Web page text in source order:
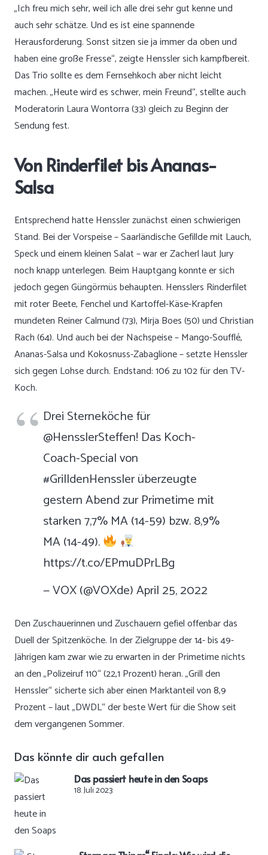
„Ich freu mich sehr, weil ich alle drei sehr gut kenne und
auch sehr schätze. Und es ist eine spannende
Herausforderung. Sonst sitzen sie ja immer da oben und
haben eine große Fresse“, zeigte Henssler sich kampfbereit.
Das Trio sollte es dem Fernsehkoch aber nicht leicht
machen. „Heute wird es schwer, mein Freund“, stellte auch
Moderatorin Laura Wontorra (33) gleich zu Beginn der
Sendung fest.
Von Rinderfilet bis Ananas-
Salsa
Entsprechend hatte Henssler zunächst einen schwierigen
Stand. Bei der Vorspeise – Saarländische Gefillde mit Lauch,
Speck und einem kleinen Salat – war er Zacherl laut Jury
noch knapp unterlegen. Beim Hauptgang konnte er sich
jedoch gegen Güngörmüs behaupten. Hensslers Rinderfilet
mit roter Beete, Fenchel und Kartoffel-Käse-Krapfen
mundeten Reiner Calmund (73), Mirja Boes (50) und Christian
Rach (64). Und auch bei der Nachspeise – Mango-Soufflé,
Ananas-Salsa und Kokosnuss-Zabaglione – setzte Henssler
sich gegen Lohse durch. Endstand: 106 zu 102 für den TV-
Koch.
Drei Sterneköche für
@HensslerSteffen! Das Koch-
Coach-Special von
#GrilldenHensslerüberzeugte
gestern Abend zur Primetime mit
starken 7,7% MA (14-59) bzw. 8,9%
MA (14-49).
https://t.co/EPmuDPrLBg
— VOX (@VOXde)April 25, 2022
Den Zuschauerinnen und Zuschauern gefiel offenbar das
Duell der Spitzenköche. In der Zielgruppe der 14- bis 49-
Jährigen kam zwar wie zu erwarten in der Primetime nichts
an den „Polizeiruf 110“ (22,1 Prozent) heran. „Grill den
Henssler“ sicherte sichaber einen Marktanteil von 8,9
Prozent–laut „DWDL“ der beste Wertfür die Show seit
dem vergangenen Sommer.
Das könnte dir auch gefallen
Das passiert heute in den Soaps
18. Juli 2023